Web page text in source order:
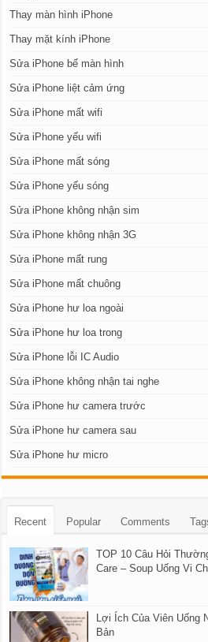
Thay màn hình iPhone
Thay mặt kính iPhone
Sửa iPhone bể màn hình
Sửa iPhone liệt cảm ứng
Sửa iPhone mất wifi
Sửa iPhone yếu wifi
Sửa iPhone mất sóng
Sửa iPhone yếu sóng
Sửa iPhone không nhận sim
Sửa iPhone không nhận 3G
Sửa iPhone mất rung
Sửa iPhone mất chuông
Sửa iPhone hư loa ngoài
Sửa iPhone hư loa trong
Sửa iPhone lỗi IC Audio
Sửa iPhone không nhận tai nghe
Sửa iPhone hư camera trước
Sửa iPhone hư camera sau
Sửa iPhone hư micro
Recent Popular Comments
TOP 10 Câu Hỏi
Care – Soup Uống Vi
Lợi Ích Của Viên Uống
Bản